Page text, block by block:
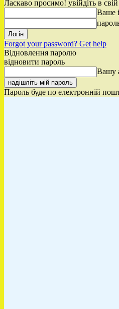
Ласкаво просимо! увійдіть в
Ваше
Forgot your password? Get help
Відновлення паролю
відновити пароль
Вашу
Пароль буде по електронній